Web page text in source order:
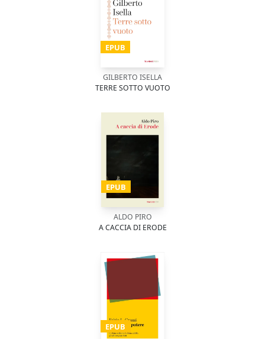
EPUB
GILBERTO ISELLA
TERRE SOTTO VUOTO
EPUB
ALDO PIRO
A CACCIA DI ERODE
EPUB